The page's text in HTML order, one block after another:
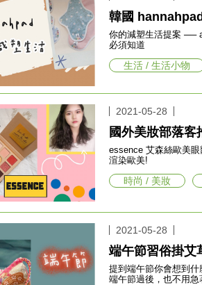
韓國
你的減塑生活提案 ──
必須知道
生活 / 生活小物
2021-05-28
國外美妝部落客
essence 艾森絲歐美眼部彩妝都是以顏色顯色作為特色!
渲染歐美!
時尚 / 美妝
2021-05-28
端午節習俗掛艾
提到端午節你會想到
端午節過後，也不用急